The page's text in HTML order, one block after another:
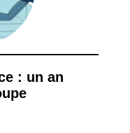
: un an